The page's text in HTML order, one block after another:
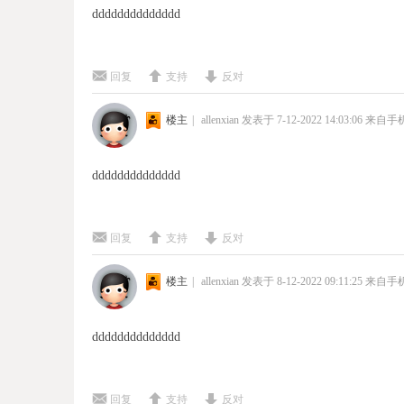
dddddddddddddd
回复 支持 反对
楼主 | allenxian 发表于 7-12-2022 14:03:06 来自手
dddddddddddddd
回复 支持 反对
楼主 | allenxian 发表于 8-12-2022 09:11:25 来自手
dddddddddddddd
回复 支持 反对